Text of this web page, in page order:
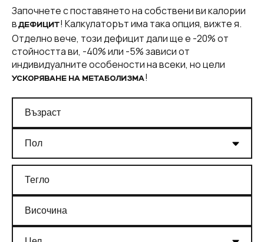
Започнете с поставянето на собствени ви калории
вДЕФИЦИТ ! Калкулаторът има така опция, вижте я.
Отделно вече, този дефицит дали ще е -20% от
стойността ви, -40% или -5% зависи от
индивидуалните особености на всеки, но цели
УСКОРЯВАНЕ НА МЕТАБОЛИЗМА!